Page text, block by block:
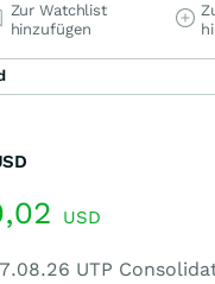
Zur Watchlist
hinzufügen
USD
UTP